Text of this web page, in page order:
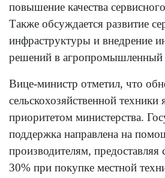
повышение качества
Также обсуждается развитие
инфраструктуры и внедрение
решений в агропромышленный
Вице-министр отметил, что
сельскохозяйственной
приоритетом министерства.
поддержка направлена на
производителям, предоставляя
30% при покупке местной